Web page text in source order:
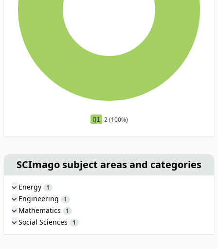
Q1 2 (100%)
SCImago subject areas and categories
Energy 1
Engineering 1
Mathematics 1
Social Sciences 1